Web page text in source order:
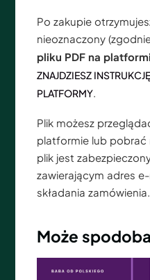
Po zakupie
nieoznaczony
pliku PDF na
ZNAJDZIESZ
PLATFORMY.
Plik możesz
platformie lub pobrać
plik jest
zawierającym adres
składania zamówienia.
Może